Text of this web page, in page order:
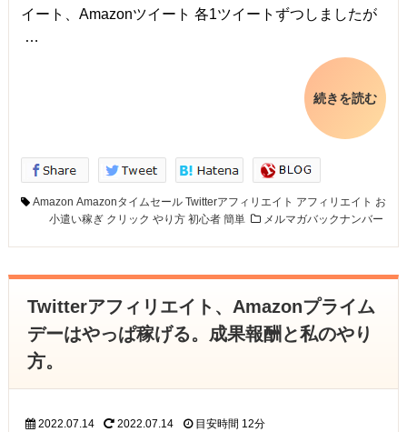
イート、Amazonツイート 各1ツイートずつしましたが
…
続きを読む
Amazon Amazonタイムセール Twitterアフィリエイト アフィリエイト お
小遣い稼ぎ クリック やり方 初心者 簡単 メルマガバックナンバー
Twitterアフィリエイト、Amazonプライム
デーはやっぱ稼げる。成果報酬と私のやり
方。
2022.07.14 2022.07.14 目安時間 12分